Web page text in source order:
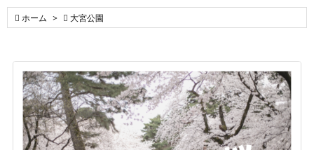
 ホーム >  大宮公園